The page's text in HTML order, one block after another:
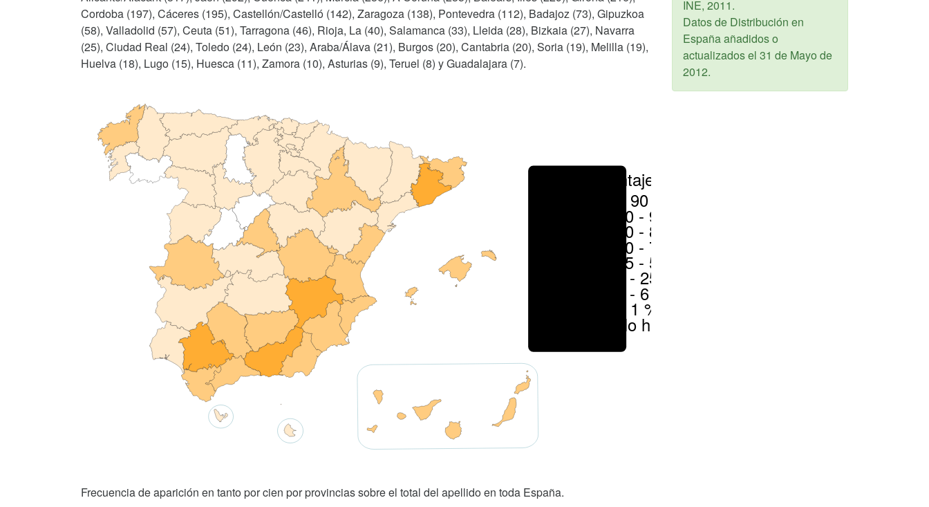
Cordoba (197), Cáceres (195), Castellón/Castelló (142), Zaragoza (138), Pontevedra (112), Badajoz (73), Gipuzkoa
(58), Valladolid (57), Ceuta (51), Tarragona (46), Rioja, La (40), Salamanca (33), Lleida (28), Bizkaia (27), Navarra
(25), Ciudad Real (24), Toledo (24), León (23), Araba/Álava (21), Burgos (20), Cantabria (20), Soria (19), Melilla (19),
Huelva (18), Lugo (15), Huesca (11), Zamora (10), Asturias (9), Teruel (8) y Guadalajara (7).
Porcentajes
> 90 %
80 - 90 %
70 - 80 %
50 - 70 %
25 - 50 %
6 - 25 %
1 - 6 %
< 1 %
No hay
Frecuencia de aparición en tanto por cien por provincias sobre el total del apellido en toda España.
INE, 2011.
Datos de Distribución en
España añadidos o
actualizados el 31 de Mayo de
2012.